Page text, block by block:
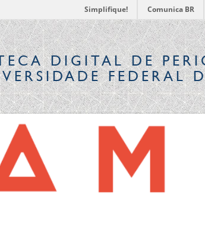
Simplifique! Comunica BR
DIGITALDE
FEDERAL